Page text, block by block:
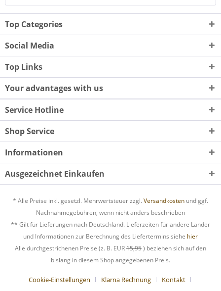
Top Categories
Social Media
Top Links
Your advantages with us
Service Hotline
Shop Service
Informationen
Ausgezeichnet Einkaufen
* Alle Preise inkl. gesetzl. Mehrwertsteuer zzgl. Versandkosten und ggf.
Nachnahmegebühren, wenn nicht anders beschrieben
** Gilt für Lieferungen nach Deutschland. Lieferzeiten für andere Länder
und Informationen zur Berechnung des Liefertermins siehe hier
Alle durchgestrichenen Preise (z. B. EUR15,95) beziehen sich auf den
bislang in diesem Shop angegebenen Preis.
Cookie-Einstellungen Klarna Rechnung Kontakt